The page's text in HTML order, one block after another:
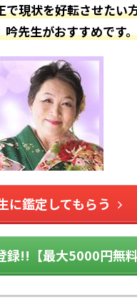
で現状を好転させたい
先生がおすすめです。
に鑑定してもらう
録!!【最大5000円無料